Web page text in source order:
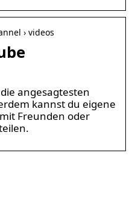
› videos
angesagtesten
kannst du eigene
Freunden oder